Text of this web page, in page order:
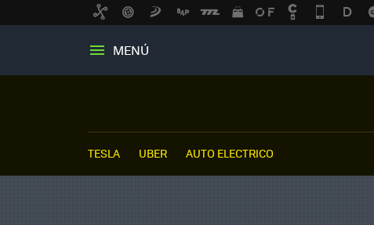
MENÚ
TESLA UBER AUTO ELECTRICO